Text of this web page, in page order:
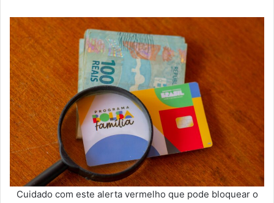
Cuidado com este alerta vermelho que pode bloquear o